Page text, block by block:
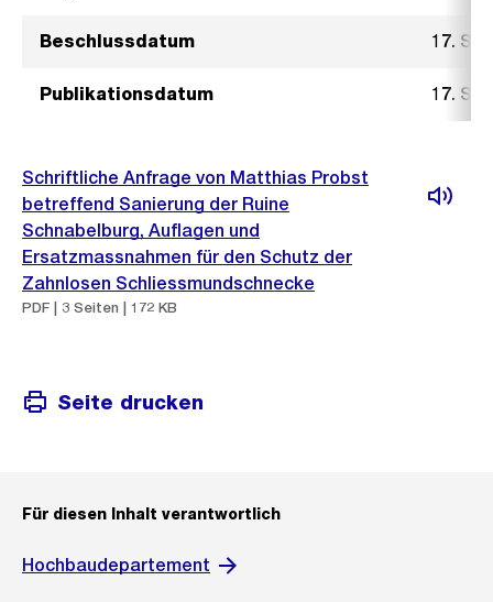
Beschlussdatum 17.
Publikationsdatum 17.
Schriftliche Anfrage von Matthias Probst
betreffend Sanierung der Ruine
Schnabelburg, Auflagen und
Ersatzmassnahmen für den Schutz der
Zahnlosen Schliessmundschnecke
PDF | 3 Seiten | 172 KB
Seite drucken
Für diesen Inhalt verantwortlich
Hochbaudepartement